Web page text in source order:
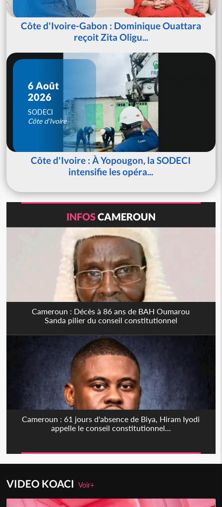
Côte d'Ivoire-Gabon : Dominique Ouattara
reçoit Zita Oligu...
6 Août
2026
SODECI
Côte d'Ivoire
Côte d'Ivoire : À Yopougon, la SODECI
intensifie les opéra...
INFOSCAMEROUN
Cameroun : Décès à 86 ans de BAH Oumarou
Sanda pilier du conseil constitutionnel
Cameroun : 61 jours d'absence de Biya, Hiram Iyodi
appelle le conseil constitutionnel...
VIDEO KOACIVoir+